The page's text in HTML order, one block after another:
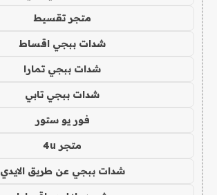
متجر تقسيط
شدات ببجي اقساط
شدات ببجي تمارا
شدات ببجي تابي
فور يو ستور
متجر 4u
شدات ببجي عن طريق الايدي